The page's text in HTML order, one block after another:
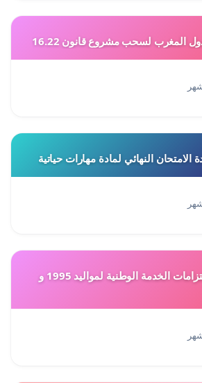
المغرب لسحب مشروع قانون 16.22
النهائي لمادة مهارات حياتية
استصدار إعفاء من إلتزامات الخدمة الوطنية لمواليد 1995 و